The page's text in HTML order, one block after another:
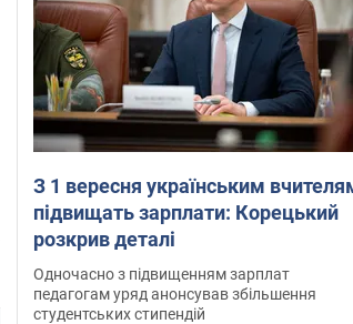
З 1 вересня українським
підвищать зарплати: Корецький
розкрив деталі
Одночасно з підвищенням зарплат
педагогам уряд анонсував збільшення
студентських стипендій